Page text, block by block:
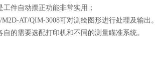
件自动摆正功能非常实用；
AT/QIM-3008可对测绘图形进行处理及输出。
的需要选配打印机和不同的测量瞄准系统。